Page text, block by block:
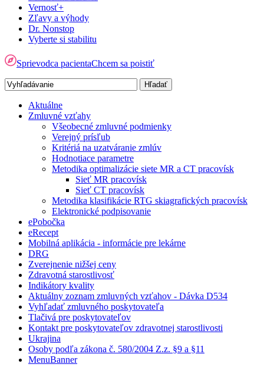
Vernosť+
Zľavy a výhody
Dr. Nonstop
Vyberte si stabilitu
Sprievodca pacientaChcem sa poistiť
Aktuálne
Zmluvné vzťahy
Všeobecné zmluvné podmienky
Verejný prísľub
Kritériá na uzatváranie zmlúv
Hodnotiace parametre
Metodika optimalizácie siete MR a CT pracovísk
Sieť MR pracovísk
Sieť CT pracovísk
Metodika klasifikácie RTG skiagrafických pracovísk
Elektronické podpisovanie
ePobočka
eRecept
Mobilná aplikácia - informácie pre lekárne
DRG
Zverejnenie nižšej ceny
Zdravotná starostlivosť
Indikátory kvality
Aktuálny zoznam zmluvných vzťahov - Dávka D534
Vyhľadať zmluvného poskytovateľa
Tlačivá pre poskytovateľov
Kontakt pre poskytovateľov zdravotnej starostlivosti
Ukrajina
Osoby podľa zákona č. 580/2004 Z.z. §9 a §11
MenuBanner